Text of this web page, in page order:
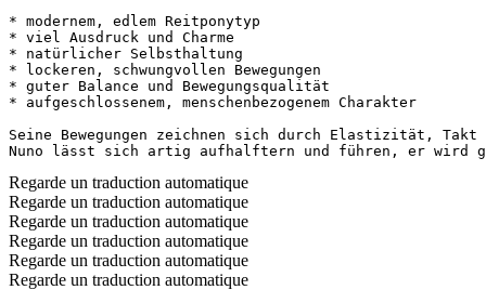
* modernem, edlem Reitponytyp
* viel Ausdruck und Charme
* natürlicher Selbsthaltung
* lockeren, schwungvollen Bewegungen
* guter Balance und Bewegungsqualität
* aufgeschlossenem, menschenbezogenem Charakter
Seine Bewegungen zeichnen sich durch Elastizität,
Nuno lässt sich artig aufhalftern und führen, er wird gut
Regarde un traduction automatique
Regarde un traduction automatique
Regarde un traduction automatique
Regarde un traduction automatique
Regarde un traduction automatique
Regarde un traduction automatique